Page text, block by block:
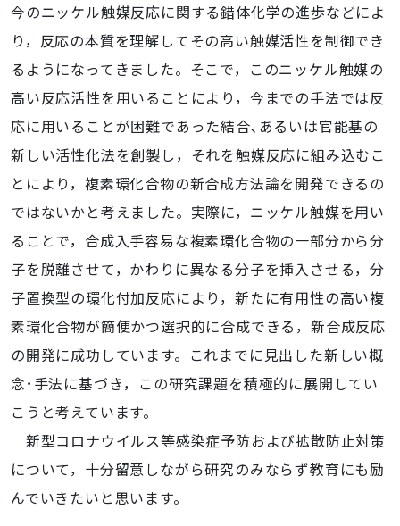
今のニッケル触媒反応に関する錯体化学の進歩などによ
り，反応の本質を理解してその高い触媒活性を制御でき
るようになってきました。そこで，このニッケル触媒の
高い反応活性を用いることにより，今までの手法では反
応に用いることが困難であった結合､あるいは官能基の
新しい活性化法を創製し，それを触媒反応に組み込むこ
とにより，複素環化合物の新合成方法論を開発できるの
ではないかと考えました。実際に，ニッケル触媒を用い
ることで，合成入手容易な複素環化合物の一部分から分
子を脱離させて，かわりに異なる分子を挿入させる，分
子置換型の環化付加反応により，新たに有用性の高い複
素環化合物が簡便かつ選択的に合成できる，新合成反応
の開発に成功しています。これまでに見出した新しい概
念･手法に基づき，この研究課題を積極的に展開してい
こうと考えています。
新型コロナウイルス等感染症予防および拡散防止対策
について，十分留意しながら研究のみならず教育にも励
んでいきたいと思います。